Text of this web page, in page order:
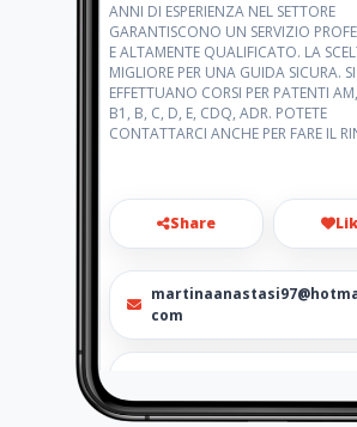
ANNI DI ESPERIENZA NEL SETTORE
GARANTISCONO UN SERVIZIO
E ALTAMENTE QUALIFICATO. LA
MIGLIORE PER UNA GUIDA SICURA. SI
EFFETTUANO CORSI PER PATENTI
B1, B, C, D, E, CDQ, ADR. POTETE
CONTATTARCI ANCHE PER FARE IL
Share
com